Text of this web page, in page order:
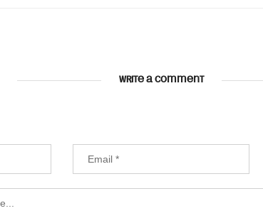
WRITE A COMMENT